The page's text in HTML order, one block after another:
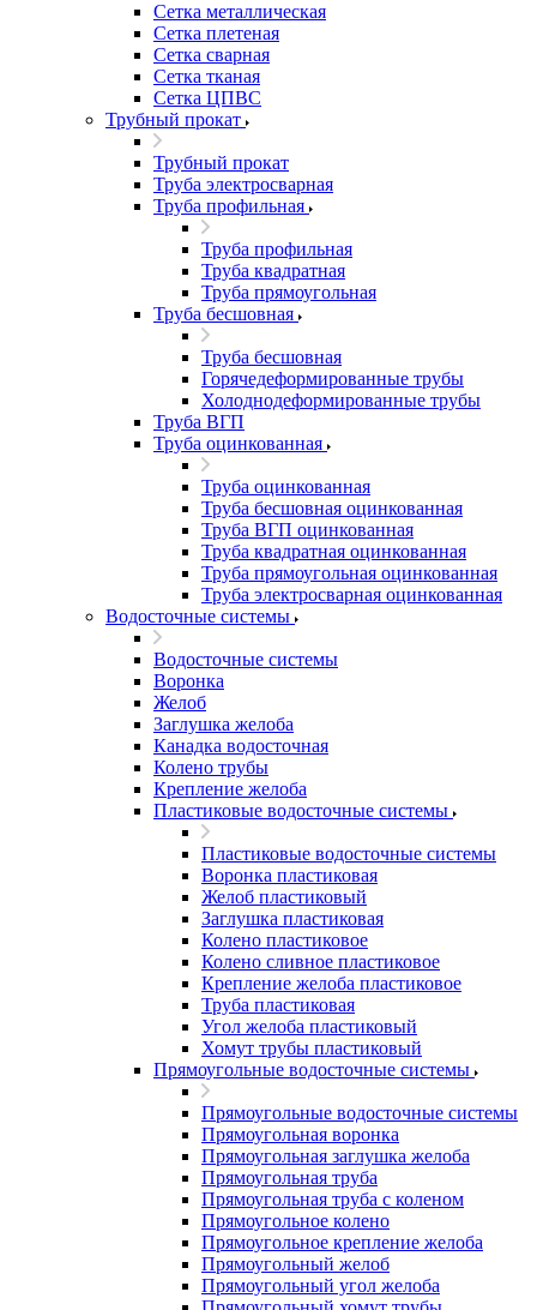
Сетка металлическая
Сетка плетеная
Сетка сварная
Сетка тканая
Сетка ЦПВС
Трубный прокат
Трубный прокат
Труба электросварная
Труба профильная
Труба профильная
Труба квадратная
Труба прямоугольная
Труба бесшовная
Труба бесшовная
Горячедеформированные трубы
Холоднодеформированные трубы
Труба ВГП
Труба оцинкованная
Труба оцинкованная
Труба бесшовная оцинкованная
Труба ВГП оцинкованная
Труба квадратная оцинкованная
Труба прямоугольная оцинкованная
Труба электросварная оцинкованная
Водосточные системы
Водосточные системы
Воронка
Желоб
Заглушка желоба
Канадка водосточная
Колено трубы
Крепление желоба
Пластиковые водосточные системы
Пластиковые водосточные системы
Воронка пластиковая
Желоб пластиковый
Заглушка пластиковая
Колено пластиковое
Колено сливное пластиковое
Крепление желоба пластиковое
Труба пластиковая
Угол желоба пластиковый
Хомут трубы пластиковый
Прямоугольные водосточные системы
Прямоугольные водосточные системы
Прямоугольная воронка
Прямоугольная заглушка желоба
Прямоугольная труба
Прямоугольная труба c коленом
Прямоугольное колено
Прямоугольное крепление желоба
Прямоугольный желоб
Прямоугольный угол желоба